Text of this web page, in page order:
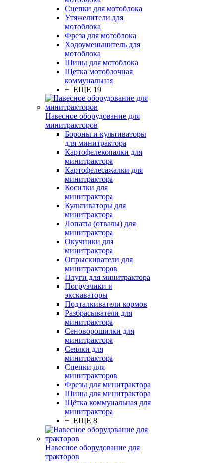
Сцепки для мотоблока
Утяжелители для
мотоблока
Фреза для мотоблока
Ходоуменьшитель для
мотоблока
Шины для мотоблока
Щетка мотоблочная
коммунальная
+ ЕЩЕ 19
Навесное оборудование для
минитракторов
Бороны и культиваторы
для минитрактора
Картофелекопалки для
минитрактора
Картофелесажалки для
минитрактора
Косилки для
минитрактора
Культиваторы для
минитрактора
Лопаты (отвалы) для
минитрактора
Окучники для
минитрактора
Опрыскиватели для
минитракторов
Плуги для минитрактора
Погрузчики и
экскаваторы
Подталкиватели кормов
Разбрасыватели для
минитрактора
Сеноворошилки для
минитрактора
Сеялки для
минитрактора
Сцепки для
минитракторов
Фрезы для минитрактора
Шины для минитрактора
Щётка коммунальная для
минитрактора
+ ЕЩЕ 8
Навесное оборудование для
тракторов